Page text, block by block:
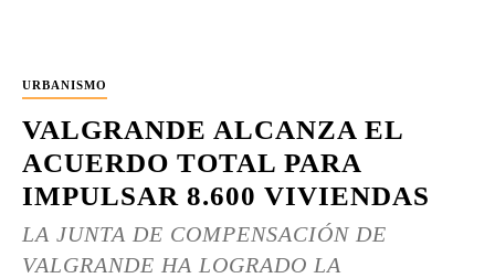
URBANISMO
VALGRANDE ALCANZA EL
ACUERDO TOTAL PARA
IMPULSAR 8.600 VIVIENDAS
LA JUNTA DE COMPENSACIÓN DE
VALGRANDE HA LOGRADO LA